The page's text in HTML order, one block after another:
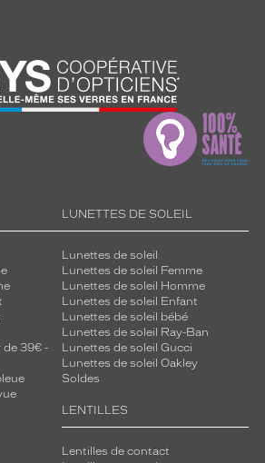
de 39€ -
LUNETTES DE SOLEIL
Lunettes de soleil
Lunettes de soleil Femme
Lunettes de soleil Homme
Lunettes de soleil Enfant
Lunettes de soleil bébé
Lunettes de soleil Ray-Ban
Lunettes de soleil Gucci
Lunettes de soleil Oakley
Soldes
LENTILLES
Lentilles de contact